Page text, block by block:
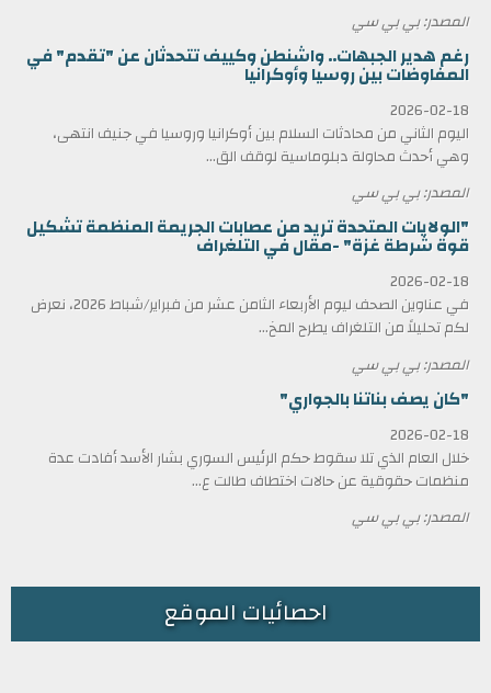
المصدر: بي بي سي
رغم هدير الجبهات.. واشنطن وكييف تتحدثان عن "تقدم" في
المفاوضات بين روسيا وأوكرانيا
2026-02-18
اليوم الثاني من محادثات السلام بين أوكرانيا وروسيا في جنيف انتهى،
وهي أحدث محاولة دبلوماسية لوقف الق...
المصدر: بي بي سي
"الولايات المتحدة تريد من عصابات الجريمة المنظمة تشكيل
قوة شرطة غزة" -مقال في التلغراف
2026-02-18
في عناوين الصحف ليوم الأربعاء الثامن عشر من فبراير/شباط 2026، نعرض
لكم تحليلاً من التلغراف يطرح المخ...
المصدر: بي بي سي
"كان يصف بناتنا بالجواري"
2026-02-18
خلال العام الذي تلا سقوط حكم الرئيس السوري بشار الأسد أفادت عدة
منظمات حقوقية عن حالات اختطاف طالت ع...
المصدر: بي بي سي
احصائيات الموقع